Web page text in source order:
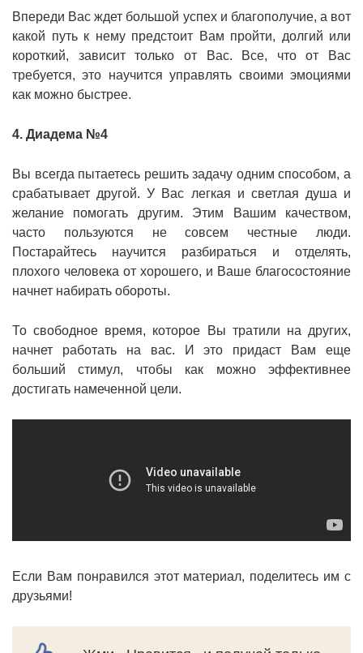
Впереди Вас ждет большой успех и благополучие, а вот
какой путь к нему предстоит Вам пройти, долгий или
короткий, зависит только от Вас. Все, что от Вас
требуется, это научится управлять своими эмоциями
как можно быстрее.
4. Диадема №4
Вы всегда пытаетесь решить задачу одним способом, а
срабатывает другой. У Вас легкая и светлая душа и
желание помогать другим. Этим Вашим качеством,
часто пользуются не совсем честные люди.
Постарайтесь научится разбираться и отделять,
плохого человека от хорошего, и Ваше благосостояние
начнет набирать обороты.
То свободное время, которое Вы тратили на других,
начнет работать на вас. И это придаст Вам еще
больший стимул, чтобы как можно эффективнее
достигать намеченной цели.
Если Вам понравился этот материал, поделитесь им с
друзьями!